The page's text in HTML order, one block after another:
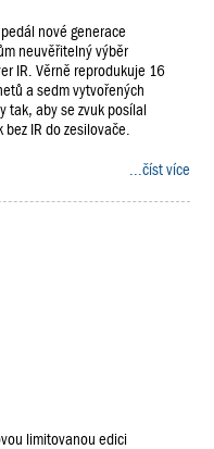
nové generace
neuvěřitelný výběr
IR. Věrně reprodukuje 16
a sedm vytvořených
tak, aby se zvuk posílal
IR do zesilovače.
...číst více
limitovanou edici